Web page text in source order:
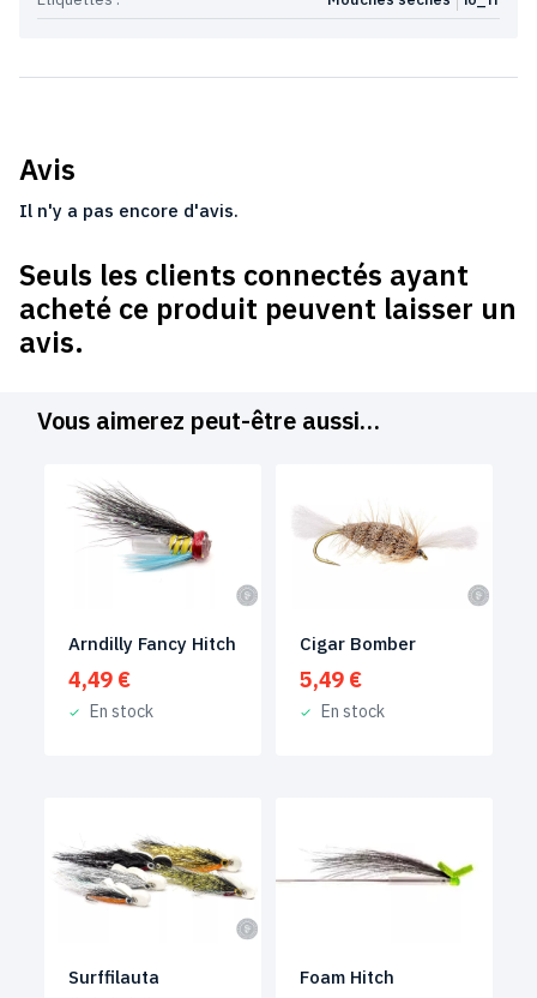
Avis
Il n'y a pas encore d'avis.
Seuls les clients connectés ayant
acheté ce produit peuvent laisser un
avis.
Vous aimerez peut-être aussi…
Arndilly Fancy Hitch
4,49 €
En stock
Cigar Bomber
5,49 €
En stock
Surffilauta Foam Hitch